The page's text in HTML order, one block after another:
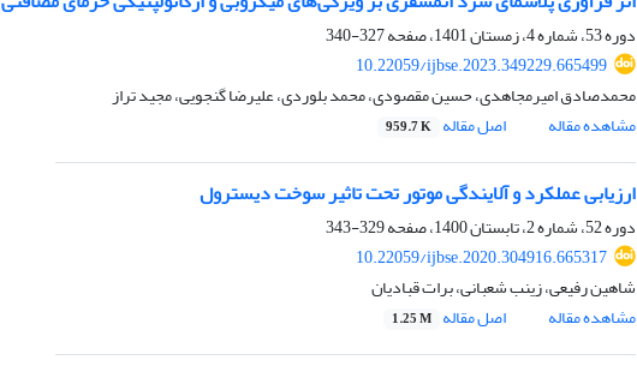
دوره 53، شماره 4، زمستان 1401، صفحه
327-340
10.22059/ijbse.2023.349229.665499
محمدصادق امیرمجاهدی، حسین مقصودی، محمد بلوردی، علیرضا گنجویی، مجید تراز
مشاهده مقاله
اصل مقاله 959.7 K
ارزیابی عملکرد و آلایندگی موتور تحت تاثیر سوخت دیسترول
دوره 52، شماره 2، تابستان 1400، صفحه
329-343
10.22059/ijbse.2020.304916.665317
شاهین رفیعی، زینب شعبانی، برات قبادیان
مشاهده مقاله
اصل مقاله 1.25 M